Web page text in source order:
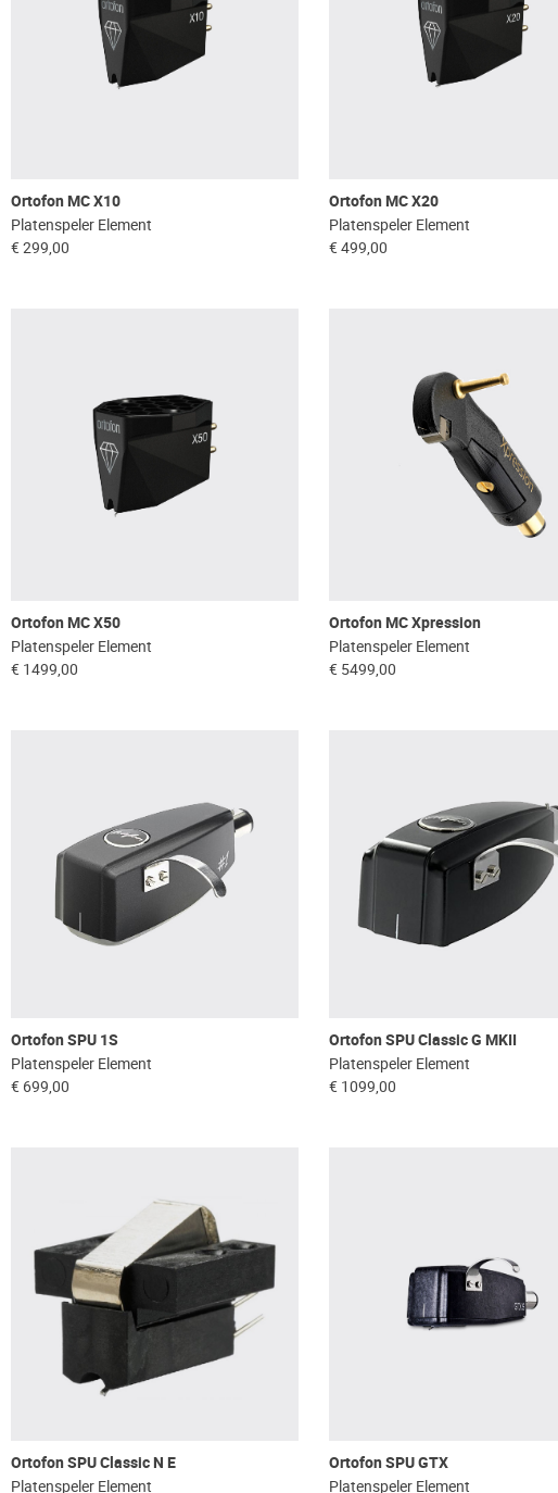
Ortofon MC X10
Platenspeler Element
€ 299,00
Ortofon MC X20
Platenspeler Element
€ 499,00
Ortofon MC X50
Platenspeler Element
€ 1499,00
Ortofon MC Xpression
Platenspeler Element
€ 5499,00
Ortofon SPU 1S
Platenspeler Element
€ 699,00
Ortofon SPU Classic G MKII
Platenspeler Element
€ 1099,00
Ortofon SPU Classic N E
Platenspeler Element
Ortofon SPU GTX
Platenspeler Element